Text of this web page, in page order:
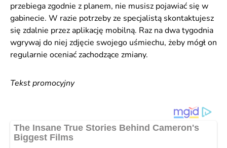
przebiega zgodnie z planem, nie musisz pojawiać się w
gabinecie. W razie potrzeby ze specjalistą skontaktujesz
się zdalnie przez aplikację mobilną. Raz na dwa tygodnia
wgrywaj do niej zdjęcie swojego uśmiechu, żeby mógł on
regularnie oceniać zachodzące zmiany.
Tekst promocyjny